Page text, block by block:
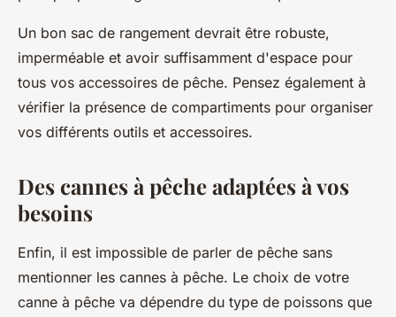
Un bon sac de rangement devrait être robuste,
imperméable et avoir suffisamment d'espace pour
tous vos accessoires de pêche. Pensez également à
vérifier la présence de compartiments pour organiser
vos différents outils et accessoires.
Des cannes à pêche adaptées à vos
besoins
Enfin, il est impossible de parler de pêche sans
mentionner les cannes à pêche. Le choix de votre
canne à pêche va dépendre du type de poissons que